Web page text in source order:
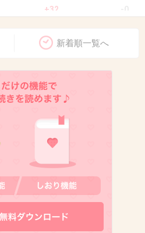
+32
言ってる
+13
お気持ちだけ受け取っておき
+9
新着順一覧へ